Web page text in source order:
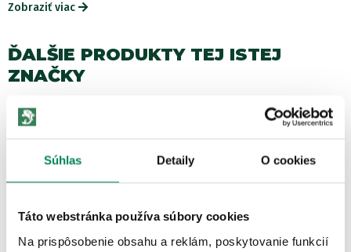
Súhlas Detaily O cookies
Táto webstránka používa súbory cookies
Na prispôsobenie obsahu a reklám, poskytovanie funkcií
Zobraziť viac
ĎALŠIE PRODUKTY TEJ ISTEJ
ZNAČKY
LETNÝ VÝPREDAJ Akcia -53%